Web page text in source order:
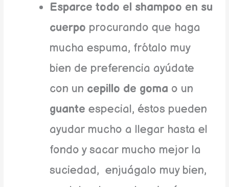
Esparce todo el shampoo en su
cuerpo procurando que haga
mucha espuma, frótalo muy
bien de preferencia ayúdate
con un cepillo de goma o un
guante especial, éstos pueden
ayudar mucho a llegar hasta el
fondo y sacar mucho mejor la
suciedad, enjuágalo muy bien,